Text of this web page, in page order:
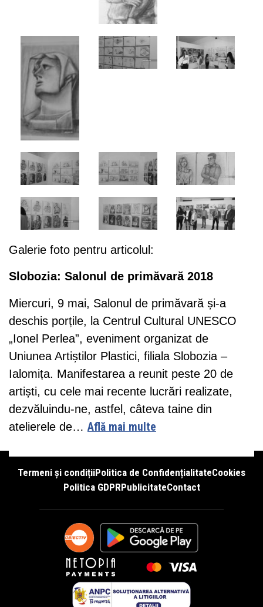
Galerie foto pentru articolul:
Slobozia: Salonul de primăvară 2018
Miercuri, 9 mai, Salonul de primăvară și-a
deschis porțile, la Centrul Cultural UNESCO
„Ionel Perlea”, eveniment organizat de
Uniunea Artiștilor Plastici, filiala Slobozia –
Ialomița. Manifestarea a reunit peste 20 de
artiști, cu cele mai recente lucrări realizate,
dezvăluindu-ne, astfel, câteva taine din
atelierele de… Află mai multe
Termeni și condițiiPolitica de ConfidențialitateCookies
Politica GDPRPublicitateContact